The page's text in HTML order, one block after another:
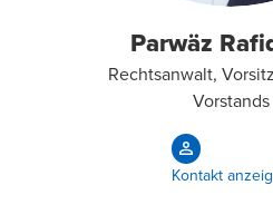
Parwäz
Rechtsanwalt,
Vorstands
Kontakt